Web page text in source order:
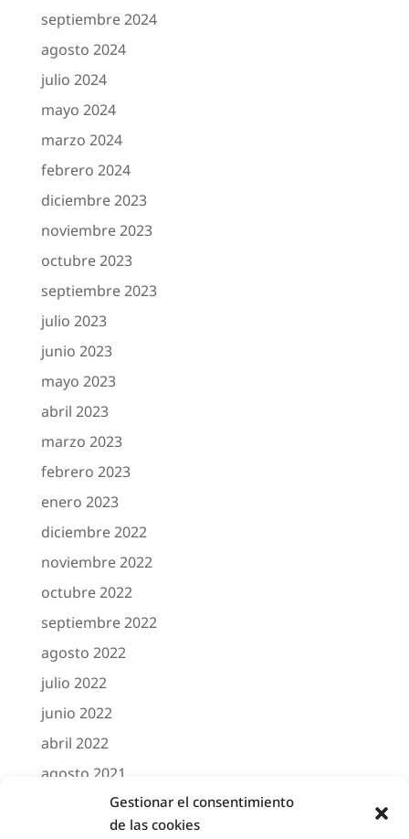
Gestionar el consentimiento
de las cookies
septiembre 2024
agosto 2024
julio 2024
mayo 2024
marzo 2024
febrero 2024
diciembre 2023
noviembre 2023
octubre 2023
septiembre 2023
julio 2023
junio 2023
mayo 2023
abril 2023
marzo 2023
febrero 2023
enero 2023
diciembre 2022
noviembre 2022
octubre 2022
septiembre 2022
agosto 2022
julio 2022
junio 2022
abril 2022
agosto 2021
marzo 2021
febrero 2021